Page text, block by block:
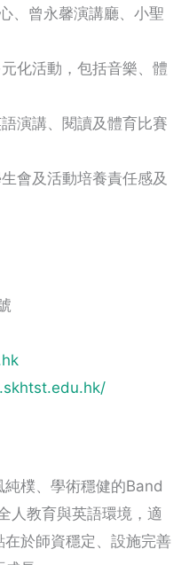
、曾永馨演講廳、小聖
元化活動，包括音樂、體
語演講、閱讀及體育比賽
生會及活動培養責任感及
樸、學術穩健的Band
人教育與英語環境，適
於師資穩定、設施完善